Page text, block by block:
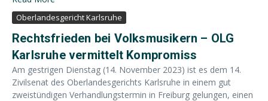
Oberlandesgericht Karlsruhe
Rechtsfrieden bei Volksmusikern – OLG
Karlsruhe vermittelt Kompromiss
Am gestrigen Dienstag (14. November 2023) ist es dem 14.
Zivilsenat des Oberlandesgerichts Karlsruhe in einem gut
zweistündigen Verhandlungstermin in Freiburg gelungen, einen